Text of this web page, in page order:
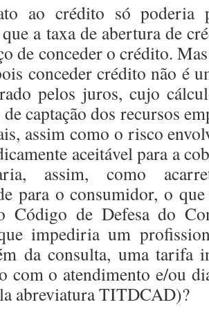
ao crédito só poderia
a taxa de abertura de
de conceder o crédito.
conceder crédito não é
pelos juros, cujo
captação dos recursos
assim como o risco
aceitável para a
assim, como
para o consumidor, o
Código de Defesa do
impediria um
da consulta, uma tarifa
com o atendimento e/ou
abreviatura TITDCAD)?